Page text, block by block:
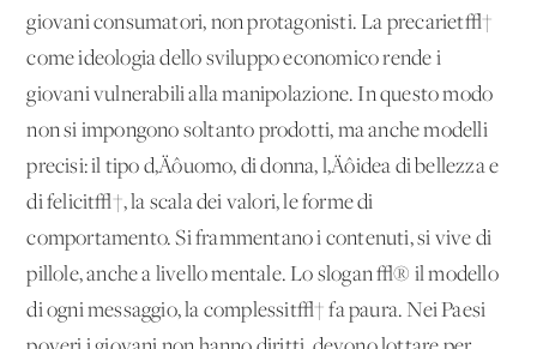
giovani consumatori, non protagonisti. La precariet√†
come ideologia dello sviluppo economico rende i
giovani vulnerabili alla manipolazione. In questo modo
non si impongono soltanto prodotti, ma anche modelli
precisi: il tipo d‚Äôuomo, di donna, l‚Äôidea di bellezza e
di felicit√†, la scala dei valori, le forme di
comportamento. Si frammentano i contenuti, si vive di
pillole, anche a livello mentale. Lo slogan √® il modello
di ogni messaggio, la complessit√† fa paura. Nei Paesi